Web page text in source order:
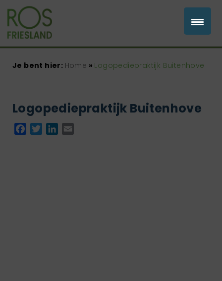
Je bent hier: Home » Logopediepraktijk Buitenhove
Logopediepraktijk Buitenhove
Facebook
TwitterLinkedIn